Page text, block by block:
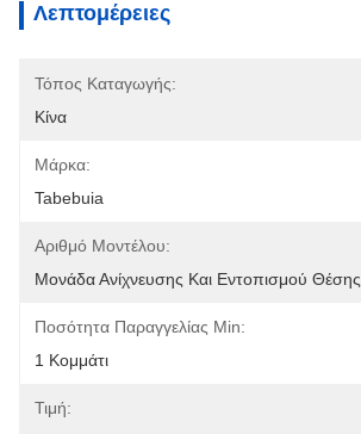
Λεπτομέρειες
Τόπος Καταγωγής:
Κίνα
Μάρκα:
Tabebuia
Αριθμό Μοντέλου:
Μονάδα Ανίχνευσης Και Εντοπισμού Θέσης
Ποσότητα Παραγγελίας Min:
1 Κομμάτι
Τιμή: